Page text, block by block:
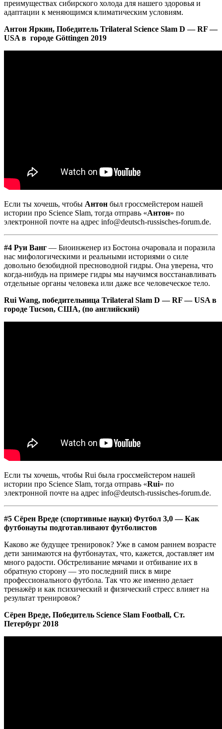
преимуществах сибирского холода для нашего здоровья и
адаптации к меняющимся климатическим условиям.
Антон Яркин, Победитель Trilateral Science Slam D — RF —
USA в городе Göttingen 2019
Если ты хочешь, чтобы Антон был гроссмейстером нашей
истории про Science Slam, тогда отправь «Антон» по
электронной почте на адрес info@deutsch-russisches-forum.de.
#4 Руи Ванг — Биоинженер из Бостона очаровала и поразила
нас мифологическими и реальными историями о силе
довольно безобидной пресноводной гидры. Она уверена, что
когда-нибудь на примере гидры мы научимся восстанавливать
отдельные органы человека или даже все человеческое тело.
Rui Wang, победительница Trilateral Slam D — RF — USA в
городе Tucson, США, (по английский)
Если ты хочешь, чтобы Rui была гроссмейстером нашей
истории про Science Slam, тогда отправь «Rui» по
электронной почте на адрес info@deutsch-russisches-forum.de.
#5 Сёрен Вреде (спортивные науки) Футбол 3,0 — Как
футбонауты подготавливают футболистов
Каково же будущее тренировок? Уже в самом раннем возрасте
дети занимаются на футбонаутах, что, кажется, доставляет им
много радости. Обстреливание мячами и отбивание их в
обратную сторону — это последний писк в мире
профессионального футбола. Так что же именно делает
тренажёр и как психический и физический стресс влияет на
результат тренировок?
Сёрен Вреде, Победитель Science Slam Football, Ст.
Петербург 2018